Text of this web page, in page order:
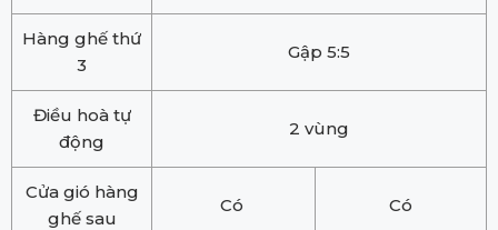
Hàng ghế thứ
3
Gập 5:5
Điều hoà tự
động
2 vùng
Cửa gió hàng
ghế sau
Có Có